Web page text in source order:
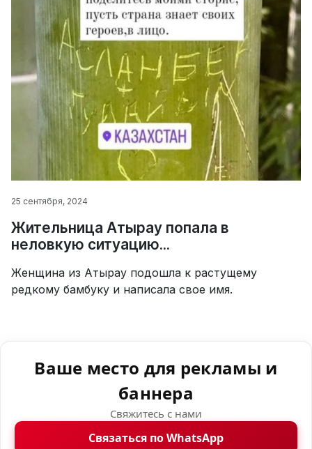
25 сентября, 2024
Жительница Атырау попала в
неловкую ситуацию...
Женщина из Атырау подошла к растущему
редкому бамбуку и написала свое имя.
Ваше место для рекламы и
баннера
Свяжитесь с нами
Связаться по WhatsApp